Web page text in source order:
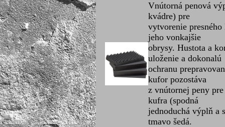
Vnútorná penová
kvádre) pre
vytvorenie
jeho vonkajšie
obrysy. Hustota a
uloženie a dokonalú
ochranu
kufor pozostáva
z vnútornej peny
kufra (spodná
jednoduchá výplň a
tmavo šedá.